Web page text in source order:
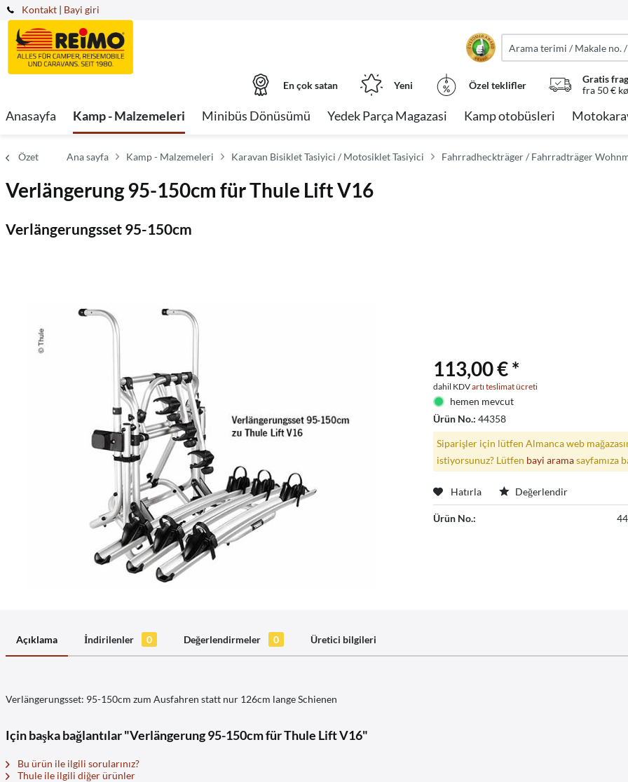
Kontakt | Bayi giri
En çok satan Yeni Özel teklifler
Gratis
fra 50 €
Anasayfa Kamp - Malzemeleri Minibüs Dönüsümü Yedek Parça Magazasi Kamp otobüsleri
Özet Ana sayfa Kamp - Malzemeleri Karavan Bisiklet Tasiyici / Motosiklet Tasiyici Fahrradheckträger / Fahrradträger
Verlängerung 95-150cm für Thule Lift V16
Verlängerungsset 95-150cm
113,00 € *
dahil KDVartı teslimat ücreti
hemen mevcut
Ürün No.:44358
Siparişler için lütfen Almanca web
istiyorsunuz? Lütfen bayi aramasayfamıza
Hatırla Değerlendir
Ürün No.:
Açıklama İndirilenler 0 Değerlendirmeler 0 Üretici bilgileri
Verlängerungsset: 95-150cm zum Ausfahren statt nur 126cm lange Schienen
Için başka bağlantılar "Verlängerung 95-150cm für Thule Lift V16"
Bu ürün ile ilgili sorularınız?
Thule ile ilgili diğer ürünler